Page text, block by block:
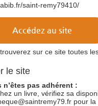
saint-remy79410/
Accédez au site
sur ce site toutes
le site
n’êtes pas adhérent :
un livre, vérifiez sa
pour la